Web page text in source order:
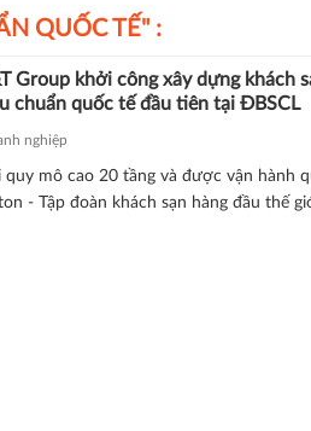
QUỐC TẾ" :
Group khởi công xây dựng khách
chuẩn quốc tế đầu tiên tại ĐBSCL
nghiệp
quy mô cao 20 tầng và được vận hành
- Tập đoàn khách sạn hàng đầu thế